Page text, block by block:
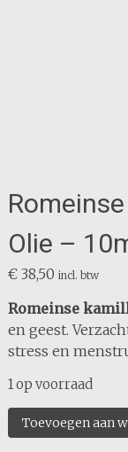
Olie –
€38,50 incl. btw
Romeinse
en geest.
stress en
1 op voorraad
Romeinse
Kamille
Toevoegen aan